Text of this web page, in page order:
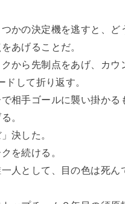
かの決定機を逃すと、ど
あげることだ。
から先制点をあげ、カウ
して折り返す。
相手ゴールに襲い掛か
。
決した。
を続ける。
人として、目の色は死